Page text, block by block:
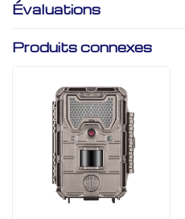
Évaluations
Produits connexes